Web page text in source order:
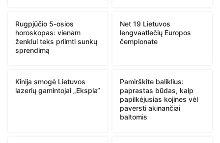
Rugpjūčio 5-osios
horoskopas: vienam
ženklui teks priimti sunkų
sprendimą
Net 19 Lietuvos
lengvaatlečių Europos
čempionate
Kinija smogė Lietuvos
lazerių gamintojai „Ekspla“
Pamirškite baliklius:
paprastas būdas, kaip
papilkėjusias kojines vėl
paversti akinančiai
baltomis